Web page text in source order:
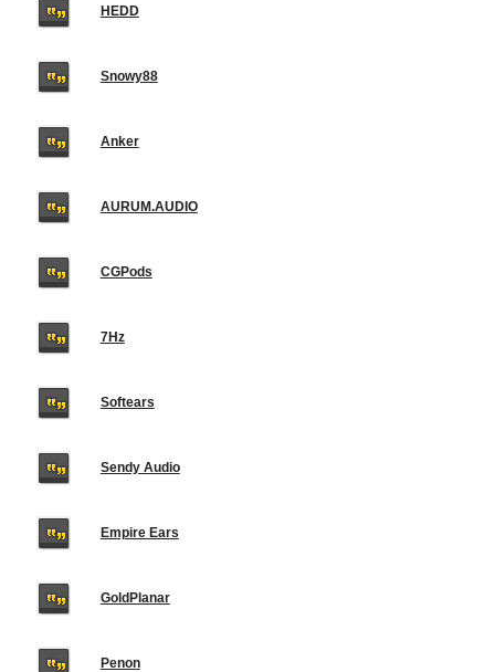
HEDD
Snowy88
Anker
AURUM.AUDIO
CGPods
7Hz
Softears
Sendy Audio
Empire Ears
GoldPlanar
Penon